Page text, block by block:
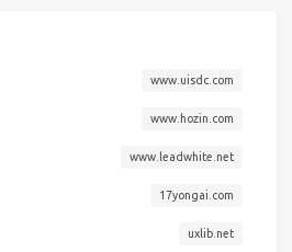
www.uisdc.com
www.hozin.com
www.leadwhite.net
17yongai.com
uxlib.net